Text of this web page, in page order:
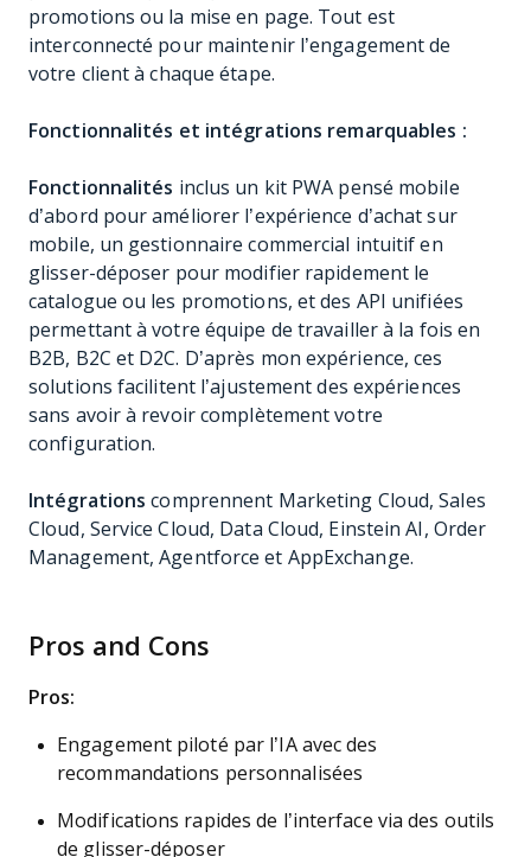
promotions ou la mise en page. Tout est
interconnecté pour maintenir l’engagement de
votre client à chaque étape.
Fonctionnalités et intégrations remarquables :
Fonctionnalités inclus un kit PWA pensé mobile
d’abord pour améliorer l’expérience d’achat sur
mobile, un gestionnaire commercial intuitif en
glisser-déposer pour modifier rapidement le
catalogue ou les promotions, et des API unifiées
permettant à votre équipe de travailler à la fois en
B2B, B2C et D2C. D’après mon expérience, ces
solutions facilitent l’ajustement des expériences
sans avoir à revoir complètement votre
configuration.
Intégrations comprennent Marketing Cloud, Sales
Cloud, Service Cloud, Data Cloud, Einstein AI, Order
Management, Agentforce et AppExchange.
Pros and Cons
Pros:
Engagement piloté par l’IA avec des
recommandations personnalisées
Modifications rapides de l’interface via des outils
de glisser-déposer